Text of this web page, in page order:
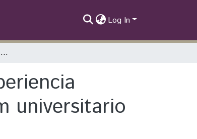
Log In
La movilidad internacional estudiantil como experiencia existencial y sus vinculaciones con el curriculum universitario
universitario